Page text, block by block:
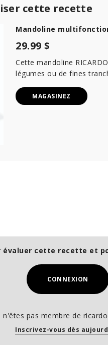
cette recette
Mandoline
29.99 $
Cette mandoline
légumes ou de fines
MAGASINEZ
évaluer cette recette et
CONNEXION
n'êtes pas membre de
Inscrivez-vous dès